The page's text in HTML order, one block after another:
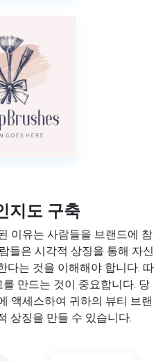
지도 구축
이유는 사람들을 브랜드에 참
들은 시각적 상징을 통해 자신
다는 것을 이해해야 합니다. 따
만드는 것이 중요합니다. 당
액세스하여 귀하의 뷰티 브랜
상징을 만들 수 있습니다.